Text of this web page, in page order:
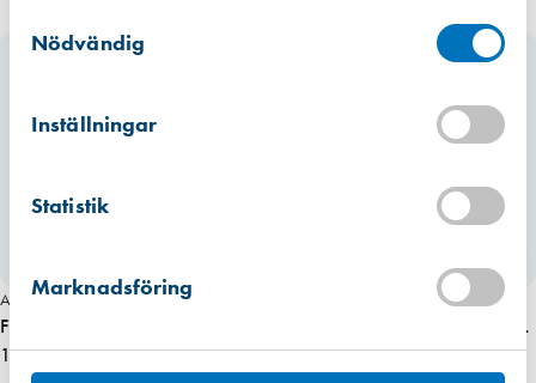
Nödvändig
Inställningar
Statistik
Marknadsföring
Art. nr 2163
Fix 23 Fönstervred hake dubbel
27mm
122,00 kr
30mm
105,00 kr
Finns i lager (75 st)
Finns i lager (154 st)
Hitta hit
Hitta hit